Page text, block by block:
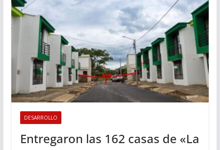
DESARROLLO
Entregaron las 162 casas de «La